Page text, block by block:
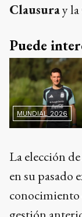
Clausuray la
Puede
MUNDIAL 2026
La elección de
en su pasado
conocimiento